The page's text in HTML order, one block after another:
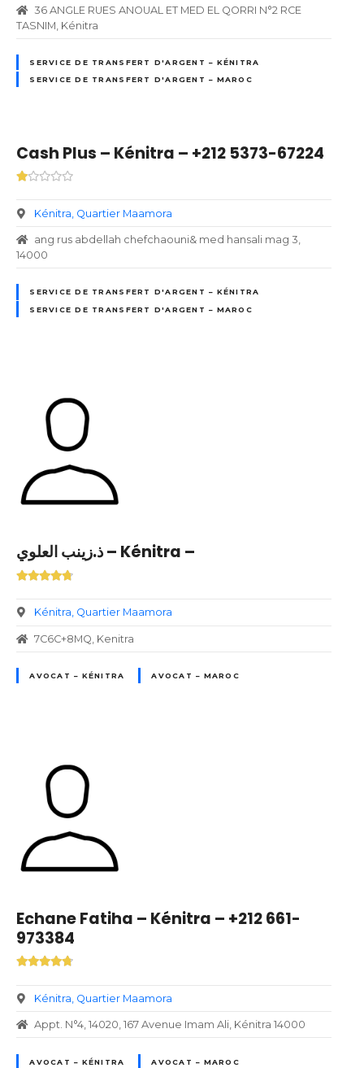
36 ANGLE RUES ANOUAL ET MED EL QORRI N°2 RCE
TASNIM, Kénitra
SERVICE DE TRANSFERT D'ARGENT – KÉNITRA
SERVICE DE TRANSFERT D'ARGENT – MAROC
Cash Plus – Kénitra – +212 5373-67224
Kénitra Quartier Maamora
ang rus abdellah chefchaouni& med hansali mag 3,
14000
SERVICE DE TRANSFERT D'ARGENT – KÉNITRA
SERVICE DE TRANSFERT D'ARGENT – MAROC
ذ.زينب العلوي – Kénitra –
Kénitra Quartier Maamora
7C6C+8MQ, Kenitra
AVOCAT – KÉNITRA AVOCAT – MAROC
Echane Fatiha – Kénitra – +212 661-
973384
Kénitra Quartier Maamora
Appt. N°4, 14020, 167 Avenue Imam Ali, Kénitra 14000
AVOCAT – KÉNITRA AVOCAT – MAROC